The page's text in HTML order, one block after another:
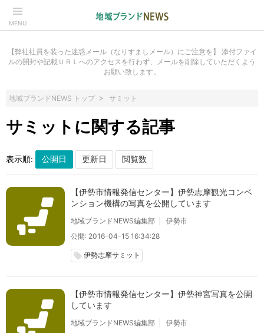
MENU
【弊社社員を装った迷惑メール（なりすましメール）にご注意を】 添付ファイ
ルの開封や記載ＵＲＬへのアクセスを行わず、メールを削除していただくよう
お願い致します。
地域ブランドNEWS トップ サミット
サミットに関する記事
表示順:
【伊勢市情報発信センター】伊勢志摩観光コンベ
ンション機構の写真を公開しています
地域ブランドNEWS編集部
伊勢市
公開: 2016-04-15 16:34:28
local_offer 伊勢志摩サミット
【伊勢市情報発信センター】伊勢神宮写真を公開
しています
地域ブランドNEWS編集部
伊勢市